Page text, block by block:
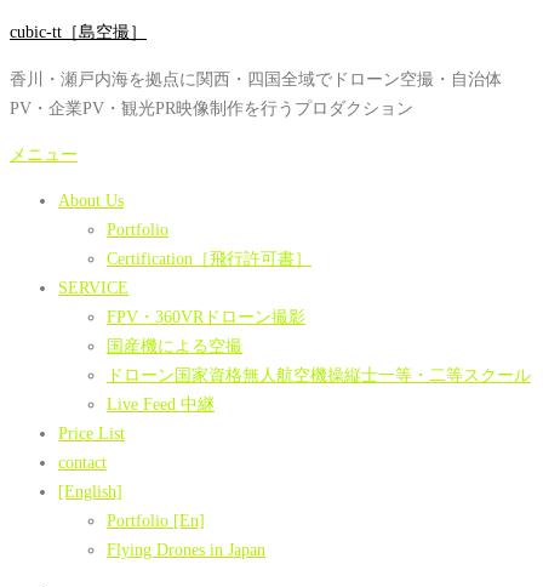
コ
テ
ン
ツ
cubic-tt［島空撮］
香川・瀬戸内海を拠点に関西・四国全域でドローン空撮・自治体
PV・企業PV・観光PR映像制作を行うプロダクション
メニュー
About Us
Portfolio
Certification［飛行許可書］
SERVICE
FPV・360VRドローン撮影
国産機による空撮
ドローン国家資格無人航空機操縦士一等・二等スクール
Live Feed 中継
Price List
contact
[English]
Portfolio [En]
Flying Drones in Japan